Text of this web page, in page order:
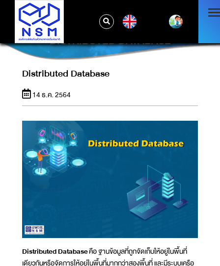
DISTRIBUTED DATABASE
Distributed Database
14 ธ.ค. 2564
Distributed Databaseคือ ฐานข้อมูลที่ถูกจัดเก็บให้อยู่ในพื้นที่
เดียวกันหรือจัดการให้อยู่ในพื้นที่มากกว่าสองพื้นที่ และมีระบบเครือ